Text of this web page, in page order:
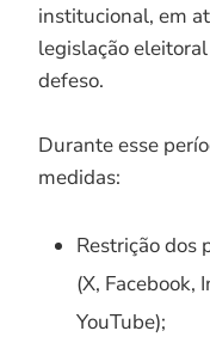
institucional, em
legislação
defeso.
Durante esse
medidas:
Restrição dos
(X, Facebook,
YouTube);